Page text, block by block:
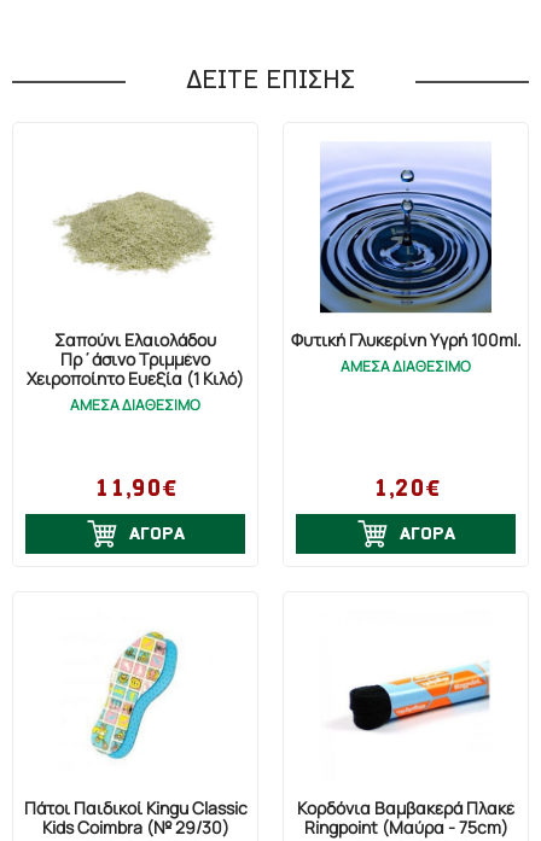
ΔΕΙΤΕ ΕΠΙΣΗΣ
Σαπούνι Ελαιολάδου
Πρ΄άσινο Τριμμένο
Χειροποίητο Ευεξία (1 Κιλό)
ΑΜΕΣΑ ΔΙΑΘΕΣΙΜΟ
11,90€
ΑΓΟΡΑ
Φυτική Γλυκερίνη Υγρή 100ml.
ΑΜΕΣΑ ΔΙΑΘΕΣΙΜΟ
1,20€
ΑΓΟΡΑ
Πάτοι Παιδικοί Kingu Classic
Kids Coimbra (№ 29/30)
Κορδόνια Βαμβακερά Πλακέ
Ringpoint (Μαύρα - 75cm)